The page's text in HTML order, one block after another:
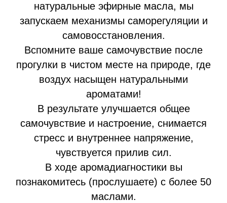
натуральные эфирные масла, мы
запускаем механизмы саморегуляции и
самовосстановления.
Вспомните ваше самочувствие после
прогулки в чистом месте на природе, где
воздух насыщен натуральными
ароматами!
В результате улучшается общее
самочувствие и настроение, снимается
стресс и внутреннее напряжение,
чувствуется прилив сил.
В ходе аромадиагностики вы
познакомитесь (прослушаете) с более 50
маслами.